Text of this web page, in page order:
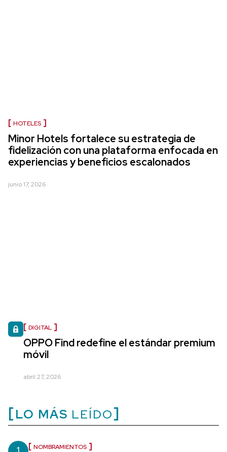
HOTELES
Minor Hotels fortalece su estrategia de
fidelización con una plataforma enfocada en
experiencias y beneficios escalonados
junio 17, 2026
DIGITAL
OPPO Find redefine el estándar premium
móvil
abril 27, 2026
LO MÁS LEÍDO
NOMBRAMIENTOS